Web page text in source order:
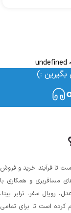
بگیرین :)
است تا فرآیند خرید و فروش
مسافربری و همکاری با
رویال سفر، ترابر بیتا،
کرده است تا برای تمامی